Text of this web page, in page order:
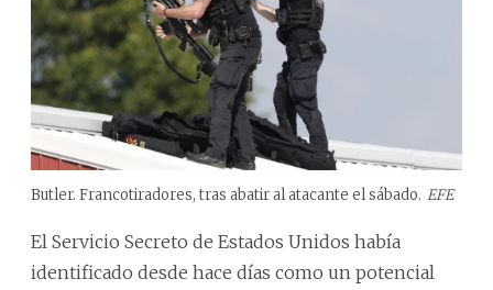
Butler. Francotiradores, tras abatir al atacante el sábado. EFE
El Servicio Secreto de Estados Unidos había
identificado desde hace días como un potencial